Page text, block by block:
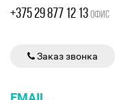
+375 29 877 12 13ОФИС
Заказ звонка